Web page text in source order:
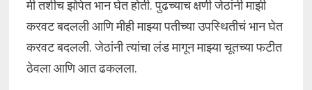
मी तशीच झोपेत भान घेत होती. पुढच्याच क्षणी जेठांनी माझी
करवट बदलली आणि मीही माझ्या पतीच्या उपस्थितीचं भान घेत
करवट बदलली. जेठांनी त्यांचा लंड मागून माझ्या चूतच्या फटीत
ठेवला आणि आत ढकलला.